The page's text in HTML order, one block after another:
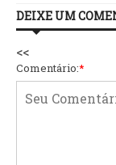
DEIXE UM
<<
Comentário:*